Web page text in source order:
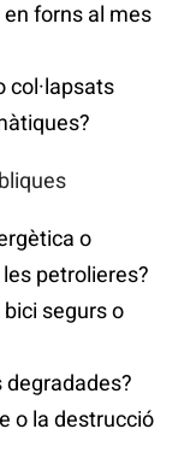
forns al mes
col·lapsats
o
petrolieres?
segurs o
degradades?
o la destrucció